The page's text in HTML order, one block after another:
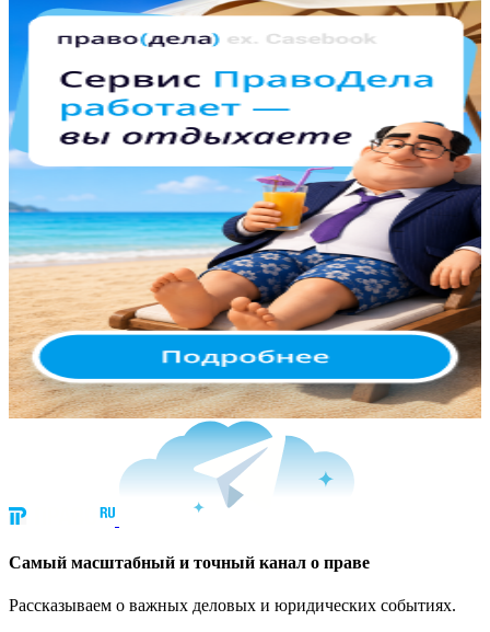
Cамый масштабный и точный канал о праве
Рассказываем о важных деловых и юридических событиях.